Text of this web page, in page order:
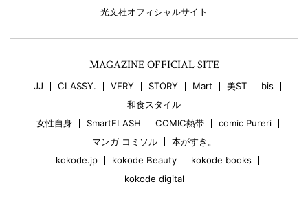
光文社オフィシャルサイト
MAGAZINE OFFICIAL SITE
JJ CLASSY. VERY STORY Mart 美ST
bis
和食スタイル
女性自身
SmartFLASH COMIC熱帯
comic Pureri
マンガ コミソル
本がすき。
kokode.jp
kokode Beauty
kokode books
kokode digital